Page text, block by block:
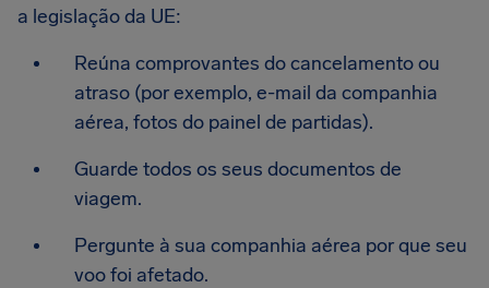
a legislação da UE:
Reúna comprovantes do cancelamento ou
atraso (por exemplo, e-mail da companhia
aérea, fotos do painel de partidas).
Guarde todos os seus documentos de
viagem.
Pergunte à sua companhia aérea por que seu
voo foi afetado.